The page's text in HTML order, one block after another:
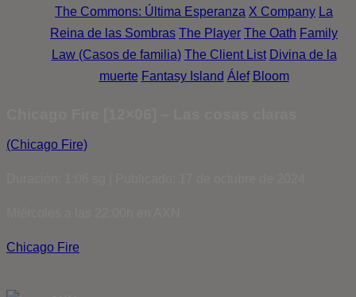
The Commons: Última Esperanza X Company La
Reina de las Sombras The Player The Oath Family
Law (Casos de familia) The Client List Divina de la
muerte Fantasy Island Álef Bloom
(Chicago Fire)
Chicago Fire